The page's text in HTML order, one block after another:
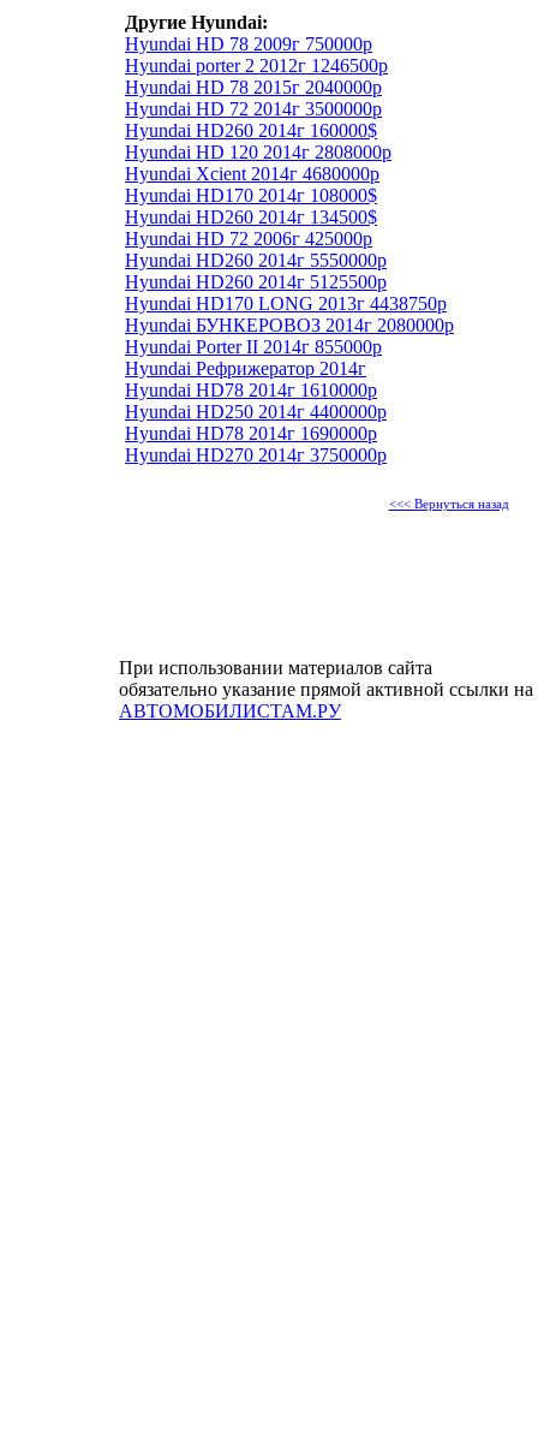
Другие Hyundai:
Hyundai HD 78 2009г 750000р
Hyundai porter 2 2012г 1246500р
Hyundai HD 78 2015г 2040000р
Hyundai HD 72 2014г 3500000р
Hyundai HD260 2014г 160000$
Hyundai HD 120 2014г 2808000р
Hyundai Xcient 2014г 4680000р
Hyundai HD170 2014г 108000$
Hyundai HD260 2014г 134500$
Hyundai HD 72 2006г 425000р
Hyundai HD260 2014г 5550000р
Hyundai HD260 2014г 5125500р
Hyundai HD170 LONG 2013г 4438750р
Hyundai БУНКЕРОВОЗ 2014г 2080000р
Hyundai Porter II 2014г 855000р
Hyundai Рефрижератор 2014г
Hyundai HD78 2014г 1610000р
Hyundai HD250 2014г 4400000р
Hyundai HD78 2014г 1690000р
Hyundai HD270 2014г 3750000р
<<< Вернуться назад
При использовании материалов сайта
обязательно указание прямой активной ссылки на
АВТОМОБИЛИСТАМ.РУ